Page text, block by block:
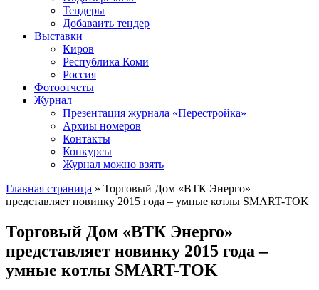
Тендеры
Добаваить тендер
Выставки
Киров
Республика Коми
Россия
Фотоотчеты
Журнал
Презентация журнала «Перестройка»
Архиы номеров
Контакты
Конкурсы
Журнал можно взять
Главная страница » Торговый Дом «ВТК Энерго»
представляет новинку 2015 года – умные котлы SMART-TOK
Торговый Дом «ВТК Энерго»
представляет новинку 2015 года –
умные котлы SMART-TOK